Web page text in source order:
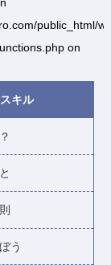
public_html/wp-
on
キル
う